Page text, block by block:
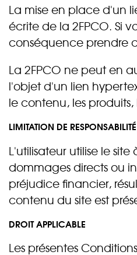
La mise en place d'un
écrite de la 2FPCO. Si
conséquence prendre
La 2FPCO ne peut en
l'objet d'un lien
le contenu, les produits,
LIMITATION DE RESPONSABILITÉ
L'utilisateur utilise le
dommages directs ou
préjudice financier,
contenu du site est
DROIT APPLICABLE
Les présentes